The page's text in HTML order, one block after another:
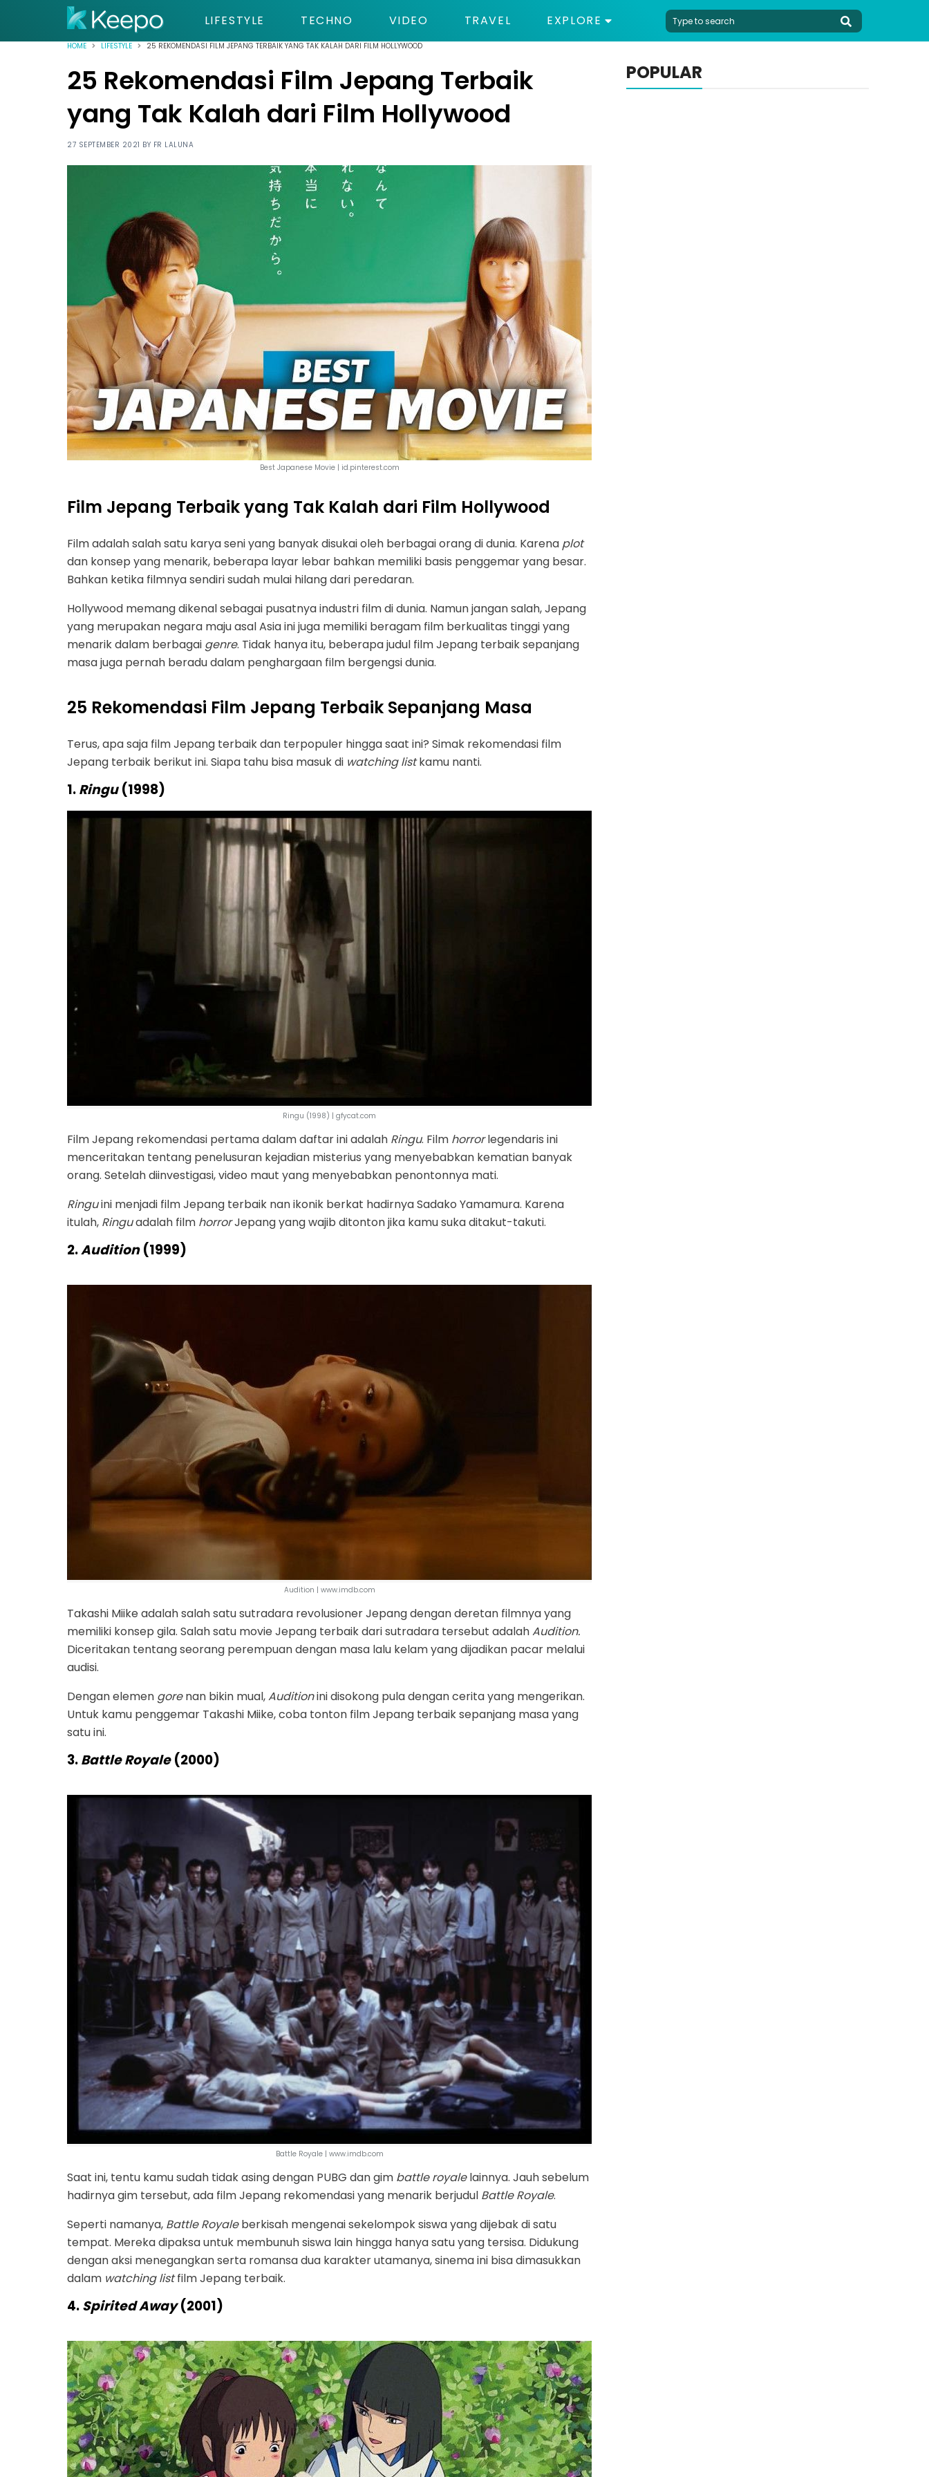
LIFESTYLE TECHNO VIDEO TRAVEL EXPLORE
HOME LIFESTYLE 25 REKOMENDASI FILM JEPANG TERBAIK YANG TAK KALAH DARI FILM HOLLYWOOD
25 Rekomendasi Film Jepang Terbaik
yang Tak Kalah dari Film Hollywood
27 SEPTEMBER 2021 BY FR LALUNA
Best Japanese Movie | id.pinterest.com
Film Jepang Terbaik yang Tak Kalah dari Film Hollywood
Film adalah salah satu karya seni yang banyak disukai oleh berbagai orang di dunia. Karena plot
dan konsep yang menarik, beberapa layar lebar bahkan memiliki basis penggemar yang besar.
Bahkan ketika filmnya sendiri sudah mulai hilang dari peredaran.
Hollywood memang dikenal sebagai pusatnya industri film di dunia. Namun jangan salah, Jepang
yang merupakan negara maju asal Asia ini juga memiliki beragam film berkualitas tinggi yang
menarik dalam berbagai genre. Tidak hanya itu, beberapa judul film Jepang terbaik sepanjang
masa juga pernah beradu dalam penghargaan film bergengsi dunia.
25 Rekomendasi Film Jepang Terbaik Sepanjang Masa
Terus, apa saja film Jepang terbaik dan terpopuler hingga saat ini? Simak rekomendasi film
Jepang terbaik berikut ini. Siapa tahu bisa masuk di watching listkamu nanti.
1.Ringu(1998)
Ringu (1998) | gfycat.com
Film Jepang rekomendasi pertama dalam daftar ini adalah Ringu. Film horrorlegendaris ini
menceritakan tentang penelusuran kejadian misterius yang menyebabkan kematian banyak
orang. Setelah diinvestigasi, video maut yang menyebabkan penontonnya mati.
Ringuini menjadi film Jepang terbaik nan ikonik berkat hadirnya Sadako Yamamura. Karena
itulah, Ringuadalah film horrorJepang yang wajib ditonton jika kamu suka ditakut-takuti.
2.Audition(1999)
Audition | www.imdb.com
Takashi Miike adalah salah satu sutradara revolusioner Jepang dengan deretan filmnya yang
memiliki konsep gila. Salah satu movie Jepang terbaik dari sutradara tersebut adalahAudition.
Diceritakan tentang seorang perempuan dengan masa lalu kelam yang dijadikan pacar melalui
audisi.
Dengan elemen gorenan bikin mual,Auditionini disokong pula dengan cerita yang mengerikan.
Untuk kamu penggemar Takashi Miike, coba tonton film Jepang terbaik sepanjang masa yang
satu ini.
3.Battle Royale(2000)
Battle Royale | www.imdb.com
Saat ini, tentu kamu sudah tidak asing dengan PUBG dan gim battle royalelainnya. Jauh sebelum
hadirnya gim tersebut, ada film Jepang rekomendasi yang menarik berjudul Battle Royale.
Seperti namanya, Battle Royaleberkisah mengenai sekelompok siswa yang dijebak di satu
tempat. Mereka dipaksa untuk membunuh siswa lain hingga hanya satu yang tersisa. Didukung
dengan aksi menegangkan serta romansa dua karakter utamanya, sinema ini bisa dimasukkan
dalam watching listfilm Jepang terbaik.
4.Spirited Away(2001)
POPULAR